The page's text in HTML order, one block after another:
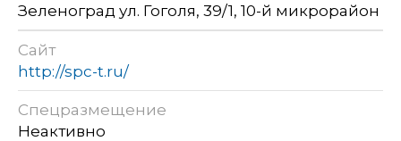
Зеленоград ул. Гоголя, 39/1, 10-й микрорайон
Сайт
http://spc-t.ru/
Спецразмещение
Неактивно